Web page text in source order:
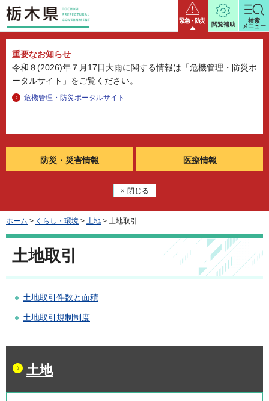
栃木県 緊急・防災
重要なお知らせ
令和８(2026)年７月17日大雨に関する情報は「危機管理・防災ポ
ータルサイト」をご覧ください。
危機管理・防災ポータルサイト
防災・ 災害情報 医療情報
閉じる
閲覧補助
検索
メニュー
ホーム > くらし・環境 > 土地 > 土地取引
土地取引
土地取引件数と面積
土地取引規制制度
土地